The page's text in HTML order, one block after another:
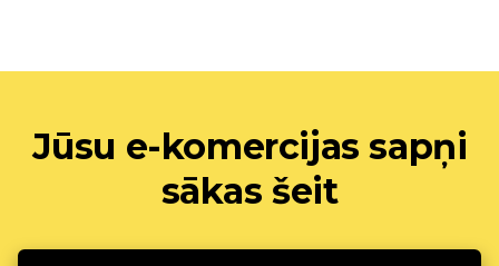
Jūsu e-komercijas sapņi
sākas šeit